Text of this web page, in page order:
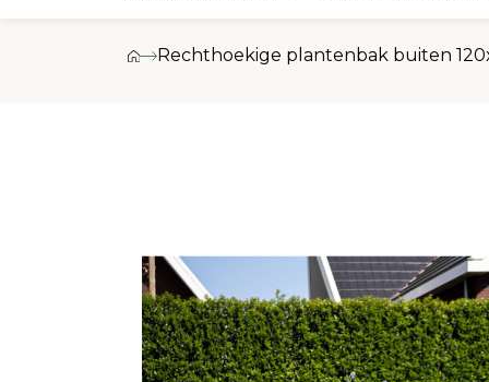
Rechthoekige plantenbak buiten